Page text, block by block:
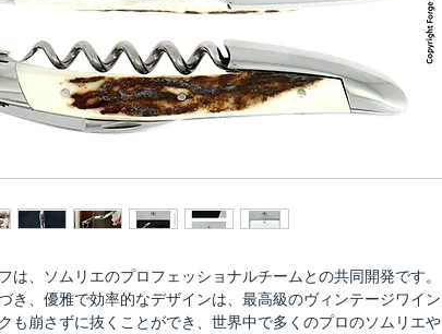
は、ソムリエのプロフェッショナルチームとの共同開発です。
き、優雅で効率的なデザインは、最高級のヴィンテージワイン
も崩さずに抜くことができ、世界中で多くのプロのソムリエや